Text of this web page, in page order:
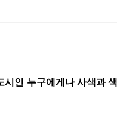
인 누구에게나 사색과